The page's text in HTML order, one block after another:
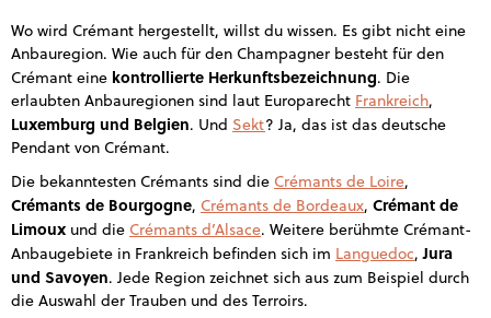
Wo wird Crémant hergestellt, willst du wissen. Es gibt nicht eine
Anbauregion. Wie auch für den Champagner besteht für den
Crémant eine kontrollierte Herkunftsbezeichnung. Die
erlaubten Anbauregionen sind laut Europarecht Frankreich,
Luxemburg und Belgien. Und Sekt? Ja, das ist das deutsche
Pendant von Crémant.
Die bekanntesten Crémants sind die Crémants de Loire,
Crémants de Bourgogne, Crémants de Bordeaux, Crémant de
Limoux und die Crémants d’Alsace. Weitere berühmte Crémant-
Anbaugebiete in Frankreich befinden sich im Languedoc,Jura
und Savoyen. Jede Region zeichnet sich aus zum Beispiel durch
die Auswahl der Trauben und des Terroirs.